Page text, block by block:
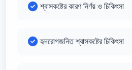
শ্বাসকষ্টের কারণ নির্ণয় ও চিকিৎসা
হৃদরোগজনিত শ্বাসকষ্টের চিকিৎসা